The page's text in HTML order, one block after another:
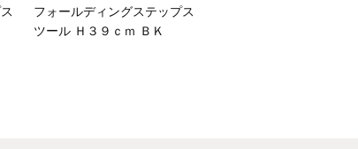
フォールディングステップス
ツール Ｈ３９ｃｍ ＢＫ